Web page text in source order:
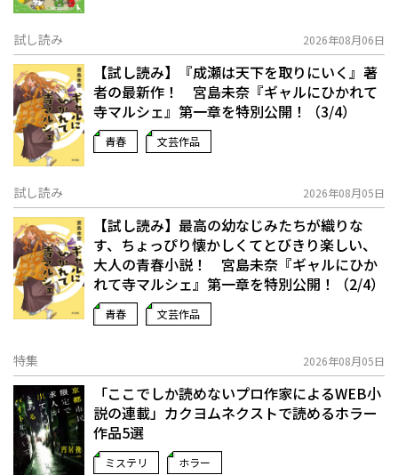
試し読み 2026年08月06日
【試し読み】『成瀬は天下を取りにいく』著
者の最新作！ 宮島未奈『ギャルにひかれて
寺マルシェ』第一章を特別公開！（3/4）
青春 文芸作品
試し読み 2026年08月05日
【試し読み】最高の幼なじみたちが織りな
す、ちょっぴり懐かしくてとびきり楽しい、
大人の青春小説！ 宮島未奈『ギャルにひか
れて寺マルシェ』第一章を特別公開！（2/4）
青春 文芸作品
特集 2026年08月05日
「ここでしか読めないプロ作家によるWEB小
説の連載」――カクヨムネクストで読めるホラー
作品5選
ミステリ ホラー